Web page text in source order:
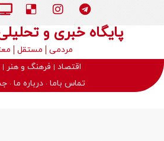
پایگاه خبری و
مردمی مستقل
اقتصاد
فرهنگ و هنر
تماس باما درباره ما